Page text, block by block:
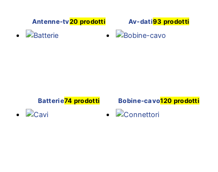
Antenne-tv20 prodotti Av-dati93 prodotti
Batterie74 prodotti Bobine-cavo120 prodotti